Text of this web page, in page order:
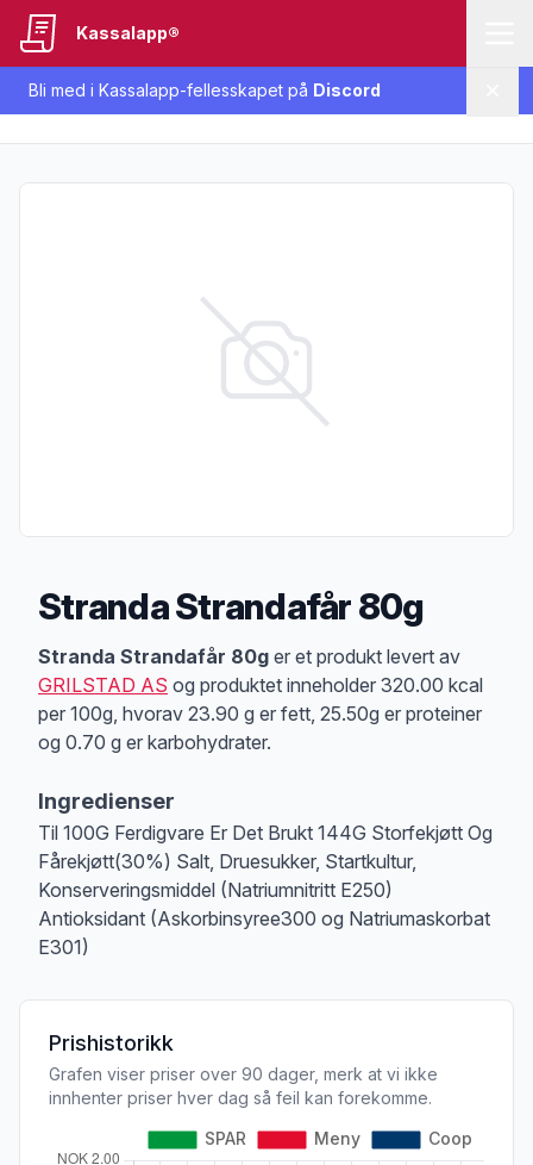
Bli med i Kassalapp-fellesskapet på Discord
Kassalapp®
Stranda Strandafår 80g
Produktbeskrivelse
Stranda Strandafår 80g er et produkt levert av
GRILSTAD AS og produktet inneholder 320.00 kcal
per 100g, hvorav 23.90 g er fett, 25.50g er proteiner
og 0.70 g er karbohydrater.
Ingredienser
Til 100G Ferdigvare Er Det Brukt 144G Storfekjøtt Og
Fårekjøtt(30%) Salt, Druesukker, Startkultur,
Konserveringsmiddel (Natriumnitritt E250)
Antioksidant (Askorbinsyree300 og Natriumaskorbat
E301)
Prishistorikk
Grafen viser priser over 90 dager, merk at vi ikke
innhenter priser hver dag så feil kan forekomme.